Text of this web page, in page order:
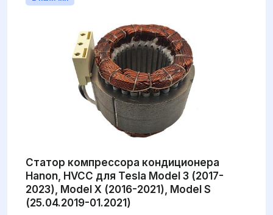
Статор компрессора кондиционера
Hanon, HVCC для Tesla Model 3 (2017-
2023), Model X (2016-2021), Model S
(25.04.2019-01.2021)